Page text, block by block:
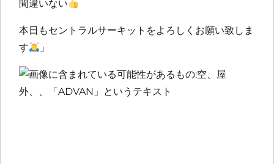
間違いない
本日もセントラルサーキットをよろしくお願い致しま
す
」